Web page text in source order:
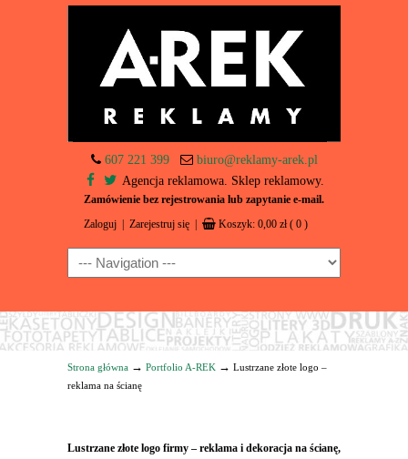
607 221 399
biuro@reklamy-arek.pl
Agencja reklamowa. Sklep reklamowy.
Zamówienie bez rejestrowania lub zapytanie e-mail.
Zaloguj Zarejestruj się Koszyk: 0,00 zł ( 0 )
Navigation
Strona główna → Portfolio A-REK → Lustrzane złote logo –
reklama na ścianę
Lustrzane złote logo firmy – reklama i dekoracja na ścianę,